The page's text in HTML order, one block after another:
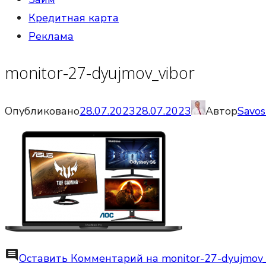
Кредитная карта
Реклама
monitor-27-dyujmov_vibor
Опубликовано28.07.202328.07.2023 Автор
commentОставить Комментарий на monitor-27-